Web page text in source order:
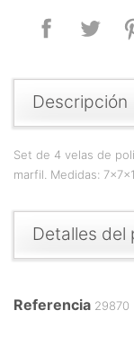
Compartir
Descripción
Set de 4 velas de
marfil. Medidas:
Detalles del
Referencia 29870